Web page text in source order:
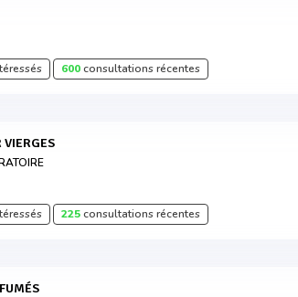
600consultations récentes
VIERGES
225consultations récentes